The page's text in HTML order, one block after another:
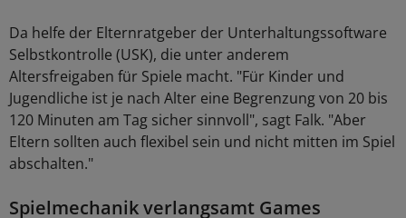
Da helfe der Elternratgeber der Unterhaltungssoftware
Selbstkontrolle (USK), die unter anderem
Altersfreigaben für Spiele macht. "Für Kinder und
Jugendliche ist je nach Alter eine Begrenzung von 20 bis
120 Minuten am Tag sicher sinnvoll", sagt Falk. "Aber
Eltern sollten auch flexibel sein und nicht mitten im Spiel
abschalten."
Spielmechanik verlangsamt Games